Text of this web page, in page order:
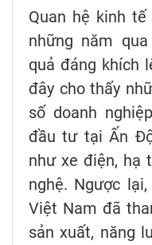
Quan hệ kinh
những năm
quả đáng khích
đây cho thấy
số doanh
đầu tư tại Ấn
như xe điện, hạ
nghệ. Ngược
Việt Nam đã
sản xuất, năng